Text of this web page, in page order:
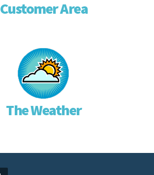
Customer Area
The Weather